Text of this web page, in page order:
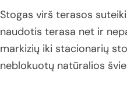
Stogas virš terasos
naudotis terasa net ir
markizių iki stacionarių
neblokuotų natūralios